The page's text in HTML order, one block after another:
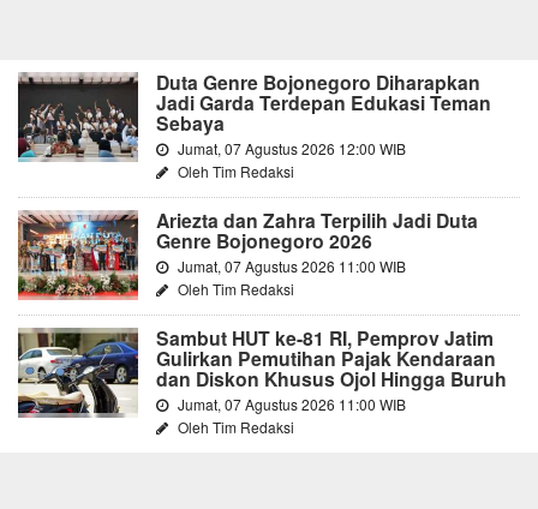
Duta Genre Bojonegoro Diharapkan
Jadi Garda Terdepan Edukasi Teman
Sebaya
Jumat, 07 Agustus 2026 12:00 WIB
Oleh Tim Redaksi
Ariezta dan Zahra Terpilih Jadi Duta
Genre Bojonegoro 2026
Jumat, 07 Agustus 2026 11:00 WIB
Oleh Tim Redaksi
Sambut HUT ke-81 RI, Pemprov Jatim
Gulirkan Pemutihan Pajak Kendaraan
dan Diskon Khusus Ojol Hingga Buruh
Jumat, 07 Agustus 2026 11:00 WIB
Oleh Tim Redaksi